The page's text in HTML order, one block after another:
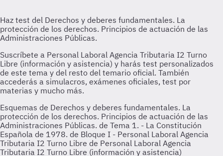
Esquemas de Derechos y deberes fundamentales. La
protección de los derechos. Principios de actuación de las
Administraciones Públicas. de Tema 1. - La Constitución
Española de 1978. de Bloque I - Personal Laboral Agencia
Tributaria I2 Turno Libre de Personal Laboral Agencia
Tributaria I2 Turno Libre (información y asistencia)